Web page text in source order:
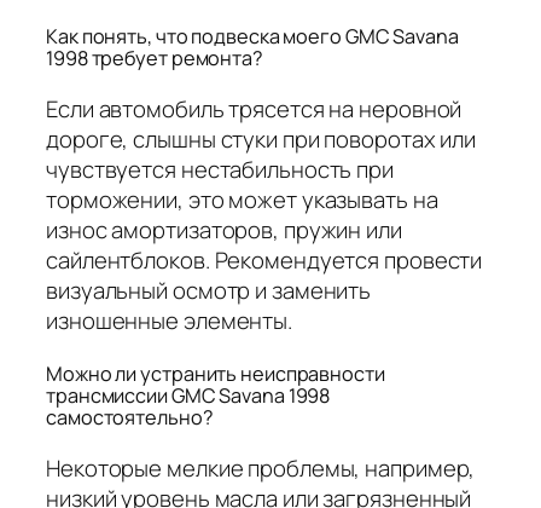
Как понять, что подвеска моего GMC Savana
1998 требует ремонта?
Если автомобиль трясется на неровной
дороге, слышны стуки при поворотах или
чувствуется нестабильность при
торможении, это может указывать на
износ амортизаторов, пружин или
сайлентблоков. Рекомендуется провести
визуальный осмотр и заменить
изношенные элементы.
Можно ли устранить неисправности
трансмиссии GMC Savana 1998
самостоятельно?
Некоторые мелкие проблемы, например,
низкий уровень масла или загрязненный